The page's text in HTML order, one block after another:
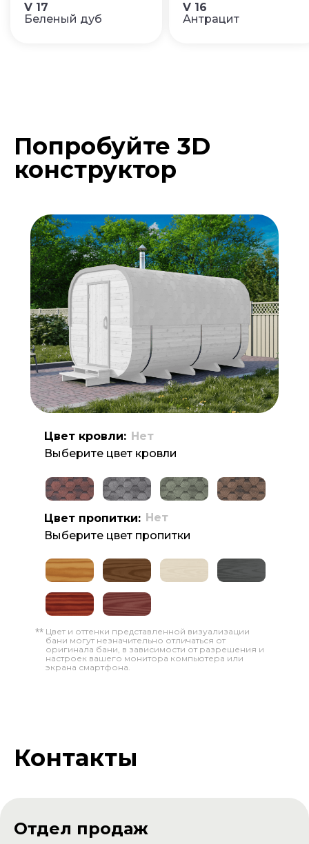
V 16
Антрацит
V 17
Беленый дуб
Попробуйте 3D
конструктор
**
Нет
Нет
Цвет пропитки:
Цвет и оттенки представленной визуализации
бани могут незначительно отличаться от
оригинала бани, в зависимости от разрешения и
настроек вашего монитора компьютера или
экрана смартфона.
Выберите цвет пропитки
Выберите цвет кровли
Цвет кровли:
Подберите расцветку
бани
Контакты
Отдел продаж